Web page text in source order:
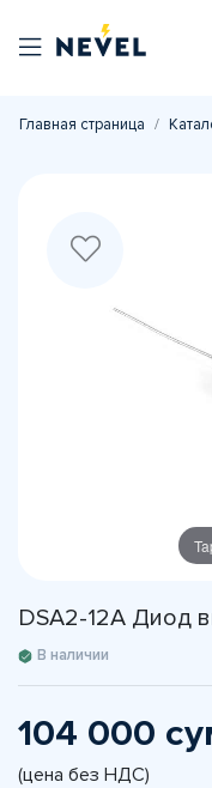
Главная страница
DSA2-12A Диод
В наличии
104 000
(цена без НДС)